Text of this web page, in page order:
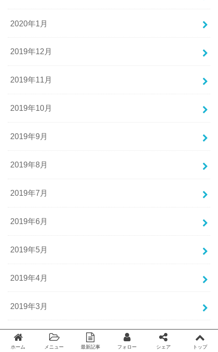
2020年1月
2019年12月
2019年11月
2019年10月
2019年9月
2019年8月
2019年7月
2019年6月
2019年5月
2019年4月
2019年3月
2019年2月
ホーム メニュー 最新記事 フォロー シェア トップ
Twitter facebook